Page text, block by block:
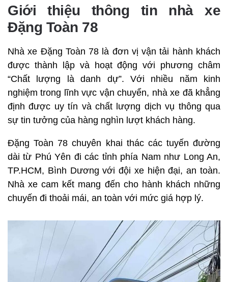
Giới thiệu thông tin nhà xe
Đặng Toàn 78
Nhà xe Đặng Toàn 78 là đơn vị vận tải hành khách
được thành lập và hoạt động với phương châm
“Chất lượng là danh dự”. Với nhiều năm kinh
nghiệm trong lĩnh vực vận chuyển, nhà xe đã khẳng
định được uy tín và chất lượng dịch vụ thông qua
sự tin tưởng của hàng nghìn lượt khách hàng.
Đặng Toàn 78 chuyên khai thác các tuyến đường
dài từ Phú Yên đi các tỉnh phía Nam như Long An,
TP.HCM, Bình Dương với đội xe hiện đại, an toàn.
Nhà xe cam kết mang đến cho hành khách những
chuyến đi thoải mái, an toàn với mức giá hợp lý.